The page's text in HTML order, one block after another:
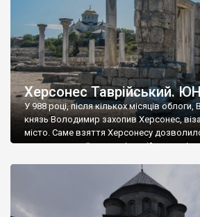
Херсонес Таврійський.
У 988 році, після кількох місяців облоги,
князь Володимир захопив Херсонес,
місто. Саме взяття Херсонесу
диктувати свої умови візантійському
Херсонесі Володимир-язичник, став
А потім було Хрещення Русі. На честь